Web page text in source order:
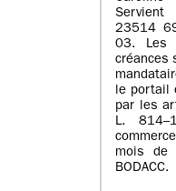
23514
03. Les
créances
le portail
par les
L.
mois de
BODACC.